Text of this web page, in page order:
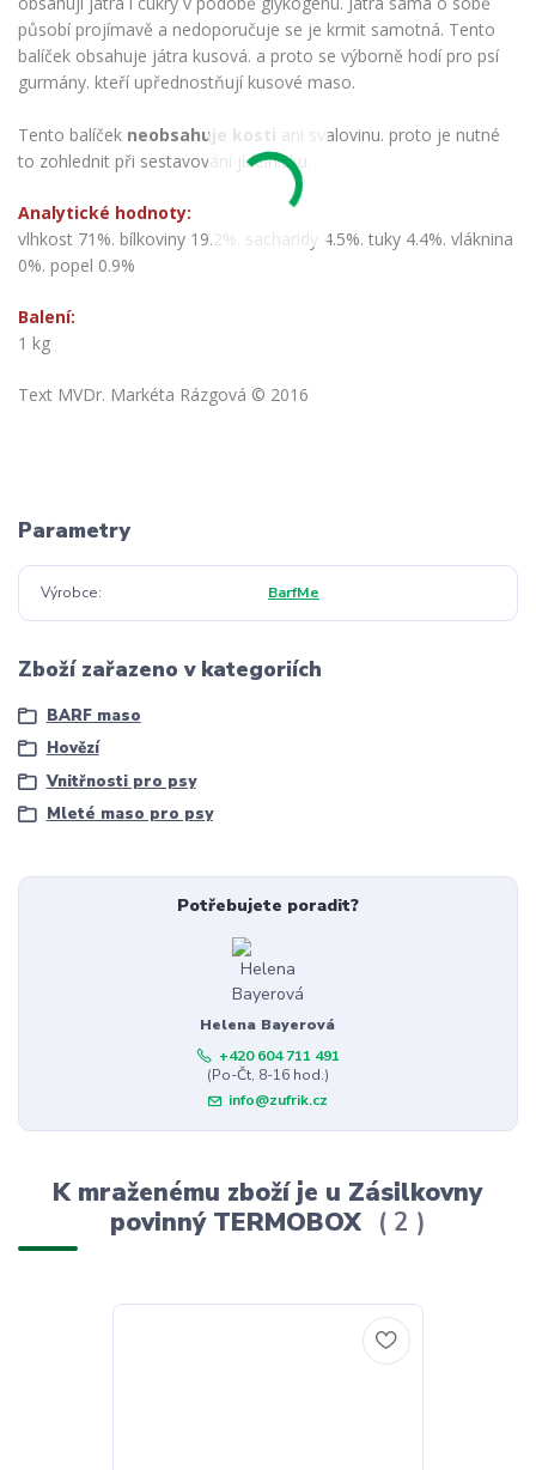
působí projímavě a nedoporučuje se je krmit samotná. Tento
balíček obsahuje játra kusová. a proto se výborně hodí pro psí
gurmány. kteří upřednostňují kusové maso.
Tento balíček neobsahuje kosti ani svalovinu. proto je nutné
to zohlednit při sestavování jídelníčku.
Analytické hodnoty:
vlhkost 71%. bílkoviny 19.2%. sacharidy 4.5%. tuky 4.4%. vláknina
0%. popel 0.9%
Balení:
1 kg
Text MVDr. Markéta Rázgová © 2016
Parametry
Výrobce BarfMe
Zboží zařazeno v kategoriích
BARF maso
Hovězí
Vnitřnosti pro psy
Mleté maso pro psy
Potřebujete poradit?
Helena Bayerová
+420 604 711 491
(Po-Čt, 8-16 hod.)
info@zufrik.cz
K mraženému zboží je u Zásilkovny
povinný TERMOBOX
2